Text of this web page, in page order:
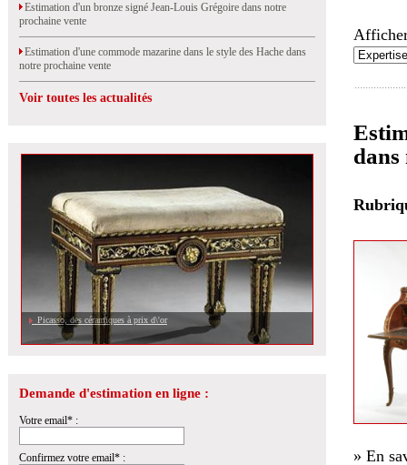
Estimation d'un bronze signé Jean-Louis Grégoire dans notre
prochaine vente
Estimation d'une commode mazarine dans le style des Hache dans
notre prochaine vente
Voir toutes les actualités
Picasso, des céramiques à prix d\'or
Demande d'estimation en ligne :
Votre email* :
Confirmez votre email* :
dans
» En